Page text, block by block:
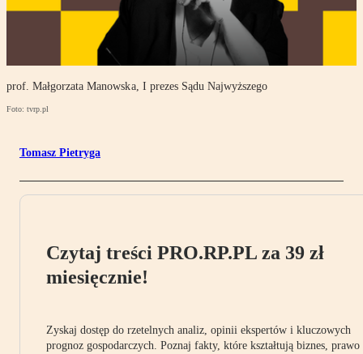
prof. Małgorzata Manowska, I prezes Sądu Najwyższego
Foto: tvrp.pl
Tomasz Pietryga
Czytaj treści PRO.RP.PL za 39 zł
miesięcznie!
Zyskaj dostęp do rzetelnych analiz, opinii ekspertów i kluczowych
prognoz gospodarczych. Poznaj fakty, które kształtują biznes, prawo